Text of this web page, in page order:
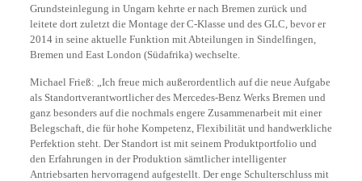
Grundsteinlegung in Ungarn kehrte er nach Bremen zurück und
leitete dort zuletzt die Montage der C-Klasse und des GLC, bevor er
2014 in seine aktuelle Funktion mit Abteilungen in Sindelfingen,
Bremen und East London (Südafrika) wechselte.
Michael Frieß: „Ich freue mich außerordentlich auf die neue Aufgabe
als Standortverantwortlicher des Mercedes-Benz Werks Bremen und
ganz besonders auf die nochmals engere Zusammenarbeit mit einer
Belegschaft, die für hohe Kompetenz, Flexibilität und handwerkliche
Perfektion steht. Der Standort ist mit seinem Produktportfolio und
den Erfahrungen in der Produktion sämtlicher intelligenter
Antriebsarten hervorragend aufgestellt. Der enge Schulterschluss mit